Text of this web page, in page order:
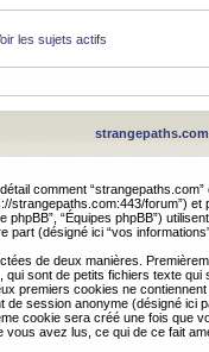
les sujets actifs
comment
strangepaths.com:443/forum”) et
phpBB”, “Équipes phpBB”)
part (désigné ici “vos
de deux manières.
qui sont de petits fichiers texte
premiers cookies ne
de session anonyme (désigné
cookie sera créé une fois que
avez lus, ce qui de ce fait